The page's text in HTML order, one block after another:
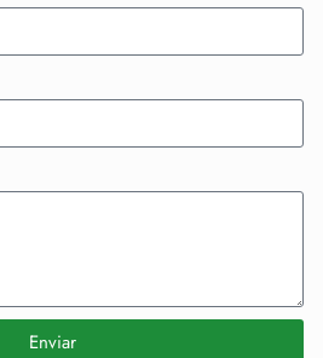
Enviar